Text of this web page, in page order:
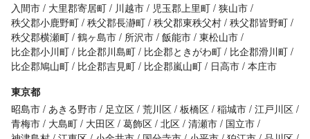
入間市
大里郡寄居町 川越市 児玉郡上里町 狭山市
秩父郡小鹿野町 秩父郡長瀞町 秩父郡東秩父村 秩父郡皆野町
秩父郡横瀬町 鶴ヶ島市 所沢市 飯能市 東松山市
比企郡小川町
比企郡川島町 比企郡ときがわ町
比企郡滑川町
比企郡鳩山町
比企郡吉見町 比企郡嵐山町 日高市 本庄市
東京都
昭島市 あきる野市 足立区 荒川区 板橋区 稲城市 江戸川区
青梅市
大島町 大田区 葛飾区 北区 清瀬市
国立市